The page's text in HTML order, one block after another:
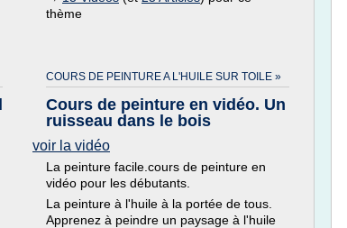
thème
COURS DE PEINTURE A L'HUILE SUR TOILE »
Cours de peinture en vidéo. Un
ruisseau dans le bois
voir la vidéo
La peinture facile.cours de peinture en
vidéo pour les débutants.
La peinture à l'huile à la portée de tous.
Apprenez à peindre un paysage à l'huile